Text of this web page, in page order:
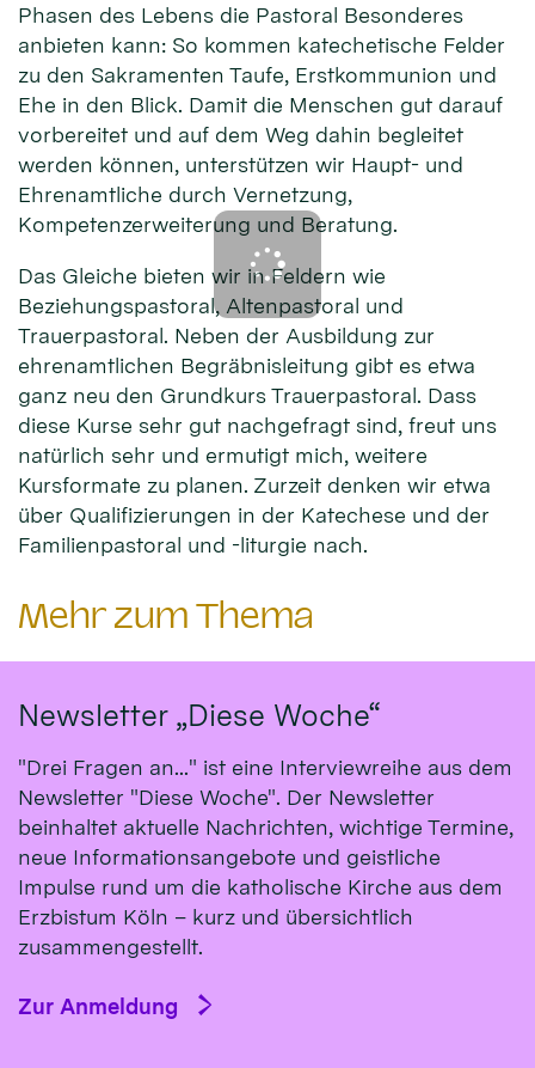
Phasen des Lebens die Pastoral Besonderes
anbieten kann: So kommen katechetische Felder
zu den Sakramenten Taufe, Erstkommunion und
Ehe in den Blick. Damit die Menschen gut darauf
vorbereitet und auf dem Weg dahin begleitet
werden können, unterstützen wir Haupt- und
Ehrenamtliche durch Vernetzung,
Kompetenzerweiterung und Beratung.
Das Gleiche bieten wir in Feldern wie
Beziehungspastoral, Altenpastoral und
Trauerpastoral. Neben der Ausbildung zur
ehrenamtlichen Begräbnisleitung gibt es etwa
ganz neu den Grundkurs Trauerpastoral. Dass
diese Kurse sehr gut nachgefragt sind, freut uns
natürlich sehr und ermutigt mich, weitere
Kursformate zu planen. Zurzeit denken wir etwa
über Qualifizierungen in der Katechese und der
Familienpastoral und -liturgie nach.
Mehr zum Thema
Newsletter „Diese Woche“
"Drei Fragen an..." ist eine Interviewreihe aus dem
Newsletter "Diese Woche". Der Newsletter
beinhaltet aktuelle Nachrichten, wichtige Termine,
neue Informationsangebote und geistliche
Impulse rund um die katholische Kirche aus dem
Erzbistum Köln – kurz und übersichtlich
zusammengestellt.
Zur Anmeldung